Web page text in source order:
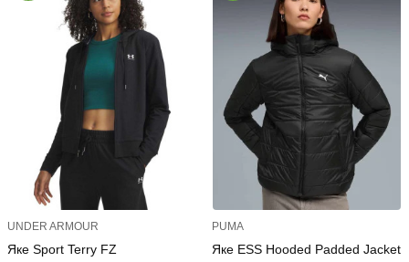
UNDER ARMOUR
Яке Sport Terry FZ
PUMA
Яке ESS Hooded Padded Jacket